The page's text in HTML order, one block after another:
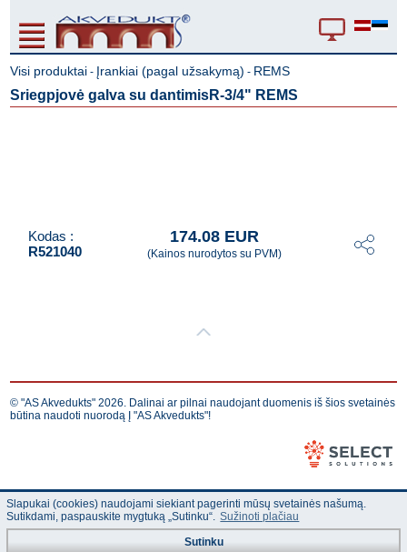
Visi produktai - Įrankiai (pagal užsakymą) - REMS
Sriegpjovė galva su dantimisR-3/4" REMS
Kodas :
R521040
174.08 EUR
(Kainos nurodytos su PVM)
© "AS Akvedukts" 2026. Dalinai ar pilnai naudojant duomenis iš šios svetainės
būtina naudoti nuorodą Į "AS Akvedukts"!
Slapukai (cookies) naudojami siekiant pagerinti mūsų svetainės našumą.
Sutikdami, paspauskite mygtuką „Sutinku“. Sužinoti plačiau
Sutinku